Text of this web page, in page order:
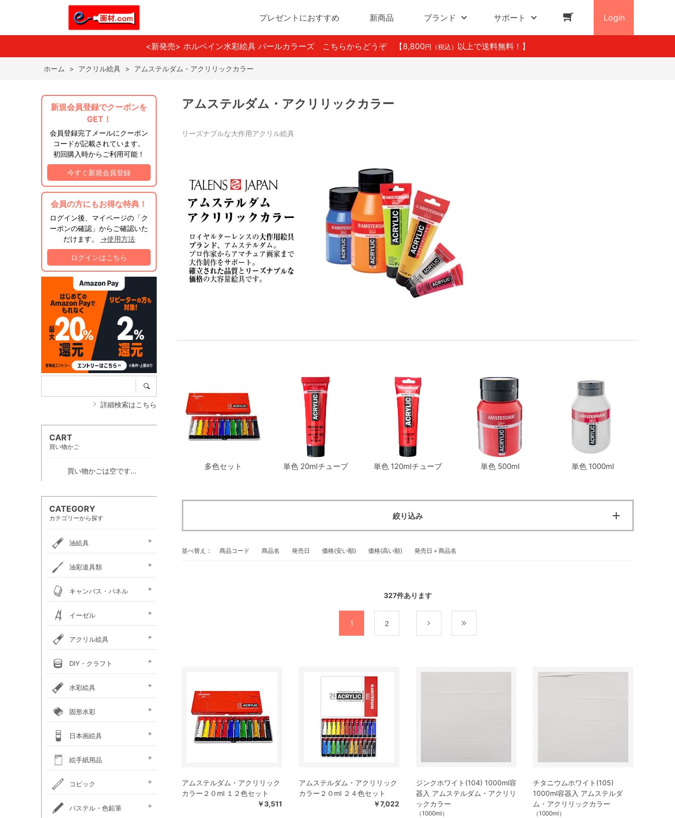
プレゼントにおすすめ 新商品 ブランド サポート Login
<新発売> ホルベイン水彩絵具 パールカラーズ こちらからどうぞ 【8,800 円（税込） 以上で送料無料！】
ホーム > アクリル絵具 > アムステルダム・アクリリックカラー
新規会員登録でクーポンを
GET！
会員登録完了メールにクーポン
コードが記載されています。
初回購入時からご利用可能！
今すぐ新規会員登録
会員の方にもお得な特典！
ログイン後、マイページの「ク
ーポンの確認」からご確認いた
だけます。 →使用方法
ログインはこちら
詳細検索はこちら
CART
買い物かご
買い物かごは空です...
CATEGORY
カテゴリーから探す
油絵具
お勧めセット
アーチスト油絵具
DUO水可溶性油絵具
ヴェルネ 高品位油絵具
ホルベイン画用液
スタンダードオイルカラー
クサカベ・専門家用油絵具
ミノー油絵具
ギルド油絵具
ラスター油絵具
クサカベ画用液
マツダ・スーパー油絵具
マツダ画用液
オイルカラー AOC
W＆N画用液
レンブラント油絵具
ヴァンゴッホ油絵具
ターレンス油絵具
ターレンス画用液
ターナー・マチソン油絵具
ターナー画溶液
油彩道具類
ペインティングナイフ
ペインティングナイフ
イタリアンアートナイフ
ペンチングナイフ
パレットナイフ
カタリスト
パレット
チューブ絞り
キャンバス・パネル
張り上げキャンバス
ロールキャンバス
キャンバスボード
木枠
キャンバス張り用具
木製パネル・水貼りテープ
メタリックキャンバス
イーゼル
アトリエイーゼル
デッサンイーゼル
ディスプレイイーゼル
野外イーゼル
卓上イーゼル
イーゼルボックス
アトリエキャビネット
イーゼル用品
アクリル絵具
アクリルガッシュ絵具
ガッシュ専用メディウム
布えのぐ
ターナー・イベントカラー
絵具（レギュラー）
絵具（ソフト）
リキテックスベーシックス
リキテックスリキッド
リキテックスプライム
アクリリックプラス
リキテックスバイオベース
メディウム類
ホルベイン・アクリリック
カラー［ヘビーボディ］
アクリリックガッシュ
ホルベイン・メディウム類
ホルベイン・アクリリック
カラー ［フルイド］
ホルベイン・アクリリック
カラー ［インク］
ホルベイン・アクリリック
カラー ［イリデッセンス］
アクリリックカラー
アクリリックガッシュ
アムステルダム・アクリリ
ックカラー エキスパート
アムステルダム・アクリル
絵具メディウム／補助材
クサカベ・アキーラ
アキーラ ガッシュ
アキーラ専用 メディウ
ム
アクリル絵具廃液処理剤
ゴールデン ヘビーボデ
ィ
ゴールデン フルイド
ゴールデン ハイフロー
ゴールデン オープン
ゴールデン ソーフラッ
ト
ゴールデン メディウム
DIY・クラフト
ガラスペイント
ベトンペースト
布えのぐ
ステッチカラー
オーブン陶土
水彩絵具
セット
専門家用透明水彩絵具
ハルモニア分離水彩絵具
シングルピグメント
W＆N プロフェッショナル・
ウォーターカラー(PWC)
レンブラント水彩絵具
ゴールデン QoR(コア)
ホルベイン透明水彩絵具
絵具（ガッシュ）
メディウム・他
ダニエルスミス
ターナー・ポスターカラー
水彩道具類
マスク液
固形水彩
ウォーターカラー(PWC)
ウォーターカラー(CWC)
ホルベイン・ケーキカラー
ホルベイン・パンカラー
FINETEC(ファインテック)
ゴールデン QoR(コア)
パール固形水彩絵具
カラー固形水彩
固形透明水彩絵具
固形透明水彩絵具
プチカラー 透明固形水
彩
ダニエルスミス ハーフパ
ン
水彩道具類
日本画絵具
新岩絵具
天然岩絵具
ナカガワ水飛胡粉
吉祥水干絵具
吉祥チューブ水干絵具
吉祥 日本画用顔料
(糊剤・目止め剤)
金泥・銀泥・箔類
顔彩角皿
顔彩鉄鉢
墨彩画セット
日本画墨
日本画道具類
ナカガワ 日本画キット
呉竹 顔彩
絵手紙用品
絵手紙セット
フィス顔彩パレット
顔彩深美
絵手紙用
はがき・絵手紙帳
コピック
コピック スケッチ
コピック チャオ
コピック クラシック
コピック アクレア
ープラス
パステル・色鉛筆
アムステルダム・アクリリックカラー
リーズナブルな大作用アクリル絵具
多色セット 単色 20mlチューブ 単色 120mlチューブ 単色 500ml 単色 1000ml
絞り込み
並べ替え： 商品コード 商品名 発売日 価格(安い順) 価格(高い順) 発売日＋商品名
327件あります
1 2
アムステルダム・アクリリック
カラー２０ml １２色セット
￥3,511
アムステルダム・アクリリック
カラー２０ml ２４色セット
￥7,022
ジンクホワイト(104) 1000ml容
器入 アムステルダム・アクリリ
ックカラー
（1000ml）
チタニウムホワイト(105)
1000ml容器入 アムステルダ
ム・アクリリックカラー
（1000ml）